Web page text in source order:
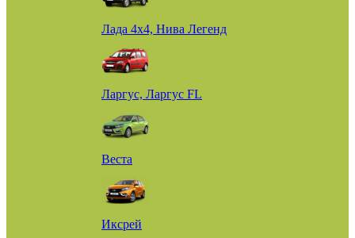
Лада 4х4, Нива Легенд
Ларгус, Ларгус FL
Веста
Иксрей